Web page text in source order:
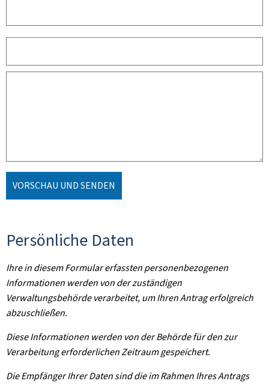
VORSCHAU UND SENDEN
Persönliche Daten
Ihre in diesem Formular erfassten personenbezogenen
Informationen werden von der zuständigen
Verwaltungsbehörde verarbeitet, um Ihren Antrag erfolgreich
abzuschließen.
Diese Informationen werden von der Behörde für den zur
Verarbeitung erforderlichen Zeitraum gespeichert.
Die Empfänger Ihrer Daten sind die im Rahmen Ihres Antrags